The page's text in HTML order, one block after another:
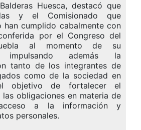
Huesca, destacó que
y el Comisionado que
han cumplido cabalmente con
por el Congreso del
al momento de su
impulsando además la
tanto de los integrantes de
como de la sociedad en
objetivo de fortalecer el
obligaciones en materia de
acceso a la información y
personales.